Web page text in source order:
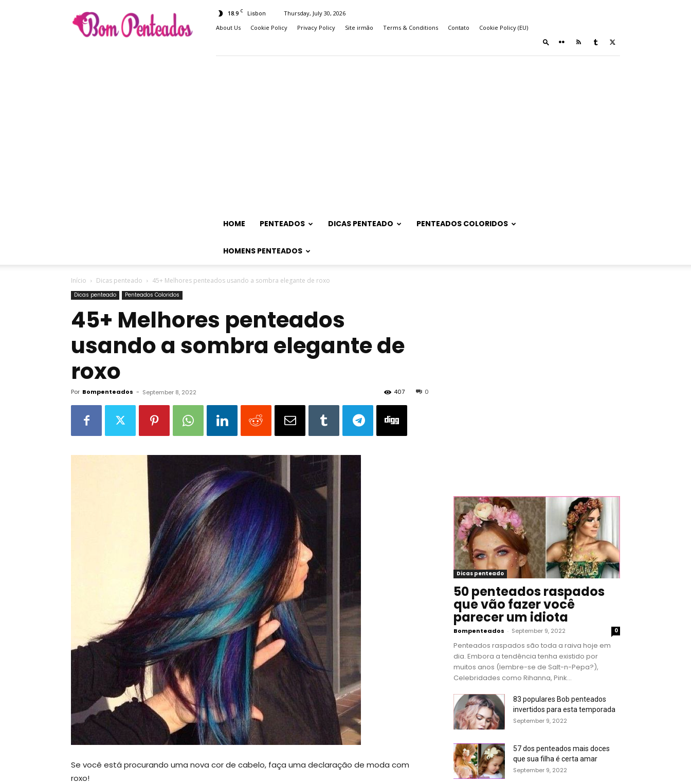
Penteados
18.9 C Lisbon
Thursday, July 30, 2026
About Us
Cookie Policy Privacy Policy Site irmão Terms & Conditions Contato Cookie Policy (EU)
HOME PENTEADOS DICAS PENTEADO PENTEADOS COLORIDOS
HOMENS PENTEADOS
Início Dicas penteado 45+ Melhores penteados usando a sombra elegante de roxo
Dicas penteado Penteados Coloridos
45+ Melhores penteados
usando a sombra elegante de
roxo
Por Bompenteados - September 8, 2022 0
407
Se você está procurando uma nova cor de cabelo, faça uma declaração de moda com
roxo!
Dicas penteado
50 penteados raspados
que vão fazer você
parecer um idiota
Bompenteados - September 9, 2022 0
Penteados raspados são toda a raiva hoje em
dia. Embora a tendência tenha existido por
muitos anos (lembre-se de Salt-n-Pepa?),
Celebridades como Rihanna, Pink...
83 populares Bob penteados
invertidos para esta temporada
September 9, 2022
57 dos penteados mais doces
que sua filha é certa amar
September 9, 2022